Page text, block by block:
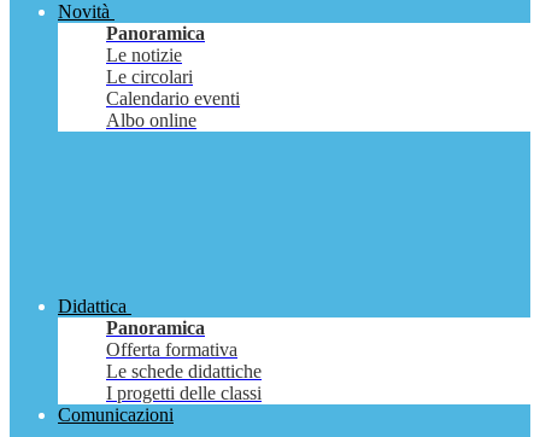
Novità
Panoramica
Le notizie
Le circolari
Calendario eventi
Albo online
Didattica
Panoramica
Offerta formativa
Le schede didattiche
I progetti delle classi
Comunicazioni